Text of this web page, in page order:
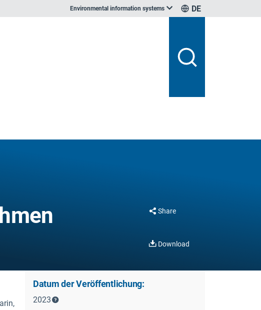
Environmental information systems DE
Share
Download
Datum der Veröffentlichung:
2023